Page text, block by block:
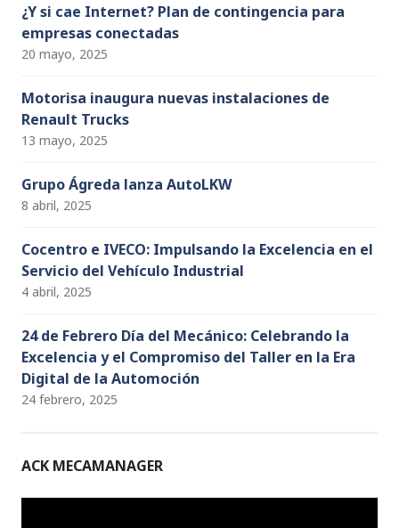
¿Y si cae Internet? Plan de contingencia para
empresas conectadas
20 mayo, 2025
Motorisa inaugura nuevas instalaciones de
Renault Trucks
13 mayo, 2025
Grupo Ágreda lanza AutoLKW
8 abril, 2025
Cocentro e IVECO: Impulsando la Excelencia en el
Servicio del Vehículo Industrial
4 abril, 2025
24 de Febrero Día del Mecánico: Celebrando la
Excelencia y el Compromiso del Taller en la Era
Digital de la Automoción
24 febrero, 2025
ACK MECAMANAGER